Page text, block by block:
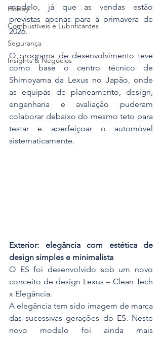
Hobby
Combustíveis e Lubrificantes
Segurança
Insights & Negócios
modelo, já que as vendas estão
previstas apenas para a primavera de
2026.
O programa de desenvolvimento teve
como base o centro técnico de
Shimoyama da Lexus no Japão, onde
as equipas de planeamento, design,
engenharia e avaliação puderam
colaborar debaixo do mesmo teto para
testar e aperfeiçoar o automóvel
sistematicamente.
Exterior: elegância com estética de
design simples e minimalista
O ES foi desenvolvido sob um novo
conceito de design Lexus – Clean Tech
x Elegância.
A elegância tem sido imagem de marca
das sucessivas gerações do ES. Neste
novo modelo foi ainda mais